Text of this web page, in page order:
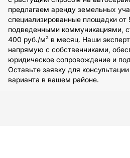
предлагаем аренду земельных
специализированные площадки
подведенными коммуникациями,
400 руб./м² в месяц. Наши
напрямую с собственниками,
юридическое сопровождение и
Оставьте заявку для
варианта в вашем районе.